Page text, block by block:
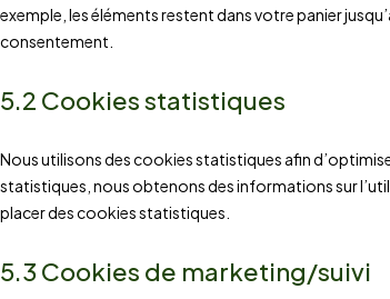
exemple, les éléments restent dans votre panier
consentement.
5.2 Cookies statistiques
Nous utilisons des cookies statistiques afin
statistiques, nous obtenons des informations sur
placer des cookies statistiques.
5.3 Cookies de marketing/suivi